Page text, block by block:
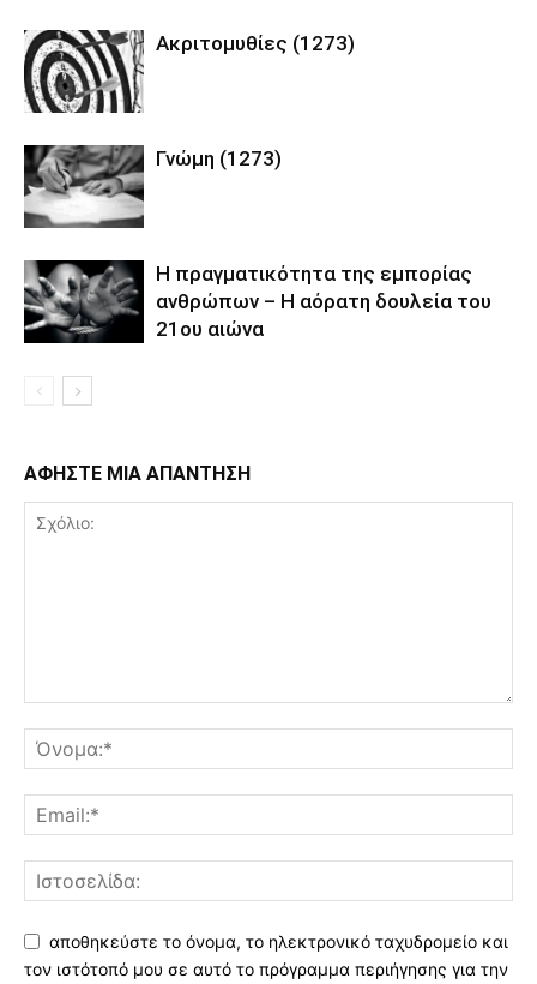
Ακριτομυθίες (1273)
Γνώμη (1273)
Η πραγματικότητα της εμπορίας
ανθρώπων – Η αόρατη δουλεία του
21ου αιώνα
ΑΦΗΣΤΕ ΜΙΑ ΑΠΑΝΤΗΣΗ
αποθηκεύστε το όνομα, το ηλεκτρονικό ταχυδρομείο και
τον ιστότοπό μου σε αυτό το πρόγραμμα περιήγησης για την